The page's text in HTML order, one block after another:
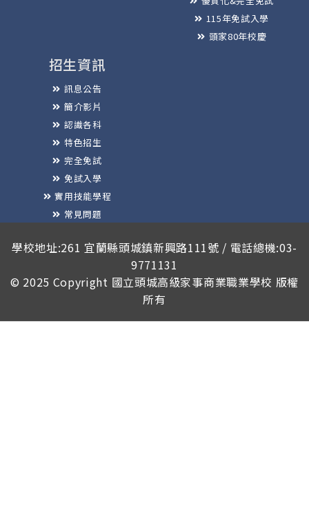
115年免試入學
頭家80年校慶
招生資訊
訊息公告
簡介影片
認識各科
特色招生
完全免試
免試入學
實用技能學程
常見問題
學校地址:261 宜蘭縣頭城鎮新興路111號 / 電話總機:03-
9771131
© 2025 Copyright 國立頭城高級家事商業職業學校 版權
所有